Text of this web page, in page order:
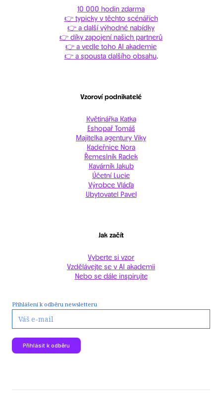
10 000 hodin zdarma
👉 typicky v těchto scénářích
👉 a další výhodné nabídky
👉 díky zapojení našich partnerů
👉 a vedle toho AI akademie
👉 a spousta dalšího obsahu.
Vzoroví podnikatelé
Květinářka Katka
Eshopař Tomáš
Majitelka agentury Viky
Kadeřnice Nora
Řemeslník Radek
Kavárník Jakub
Účetní Lucie
Výrobce Vláďa
Ubytovatel Pavel
Jak začít
Vyberte si vzor
Vzdělávejte se v AI akademii
Nebo se dále inspirujte
E-
mail *
Přihlášení k odběru newsletteru
Přihlásit k odběru